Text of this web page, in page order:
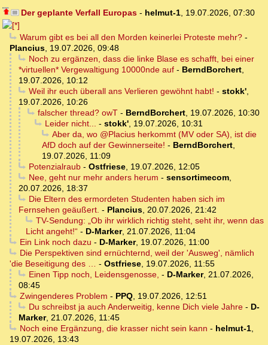
Der geplante Verfall Europas- helmut-1, 19.07.2026, 07:30
Warum gibt es bei all den Morden keinerlei Proteste mehr?-
Plancius, 19.07.2026, 09:48
Noch zu ergänzen, dass die linke Blase es schafft, bei einer
*virtuellen* Vergewaltigung 10000nde auf - BerndBorchert,
19.07.2026, 10:12
Weil ihr euch überall ans Verlieren gewöhnt habt! - stokk',
19.07.2026, 10:26
falscher thread? owT- BerndBorchert, 19.07.2026, 10:30
Leider nicht... - stokk', 19.07.2026, 10:31
Aber da, wo @Placius herkommt (MV oder SA), ist die
AfD doch auf der Gewinnerseite! - BerndBorchert,
19.07.2026, 11:09
Potenzialraub- Ostfriese, 19.07.2026, 12:05
Nee, geht nur mehr anders herum - sensortimecom,
20.07.2026, 18:37
Die Eltern des ermordeten Studenten haben sich im
Fernsehen geäußert. - Plancius, 20.07.2026, 21:42
TV-Sendung: „Ob ihr wirklich richtig steht, seht ihr, wenn das
Licht angeht!“ - D-Marker, 21.07.2026, 11:04
Ein Link noch dazu - D-Marker, 19.07.2026, 11:00
Die Perspektiven sind ernüchternd, weil der 'Ausweg', nämlich
'die Beseitigung des … - Ostfriese, 19.07.2026, 11:55
Einen Tipp noch, Leidensgenosse, - D-Marker, 21.07.2026,
08:45
Zwingenderes Problem - PPQ, 19.07.2026, 12:51
Du schreibst ja auch Anderweitig, kenne Dich viele Jahre- D-
Marker, 21.07.2026, 11:45
Noch eine Ergänzung, die krasser nicht sein kann - helmut-1,
19.07.2026, 13:43